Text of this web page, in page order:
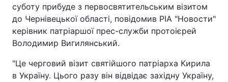
суботу прибуде з первосвятительським візитом
до Чернівецької області, повідомив РІА "Новости"
керівник патріаршої прес-служби протоієрей
Володимир Вигилянський.
"Це черговий візит святійшого патріарха Кирила
в Україну. Цього разу він відвідає західну Україну,